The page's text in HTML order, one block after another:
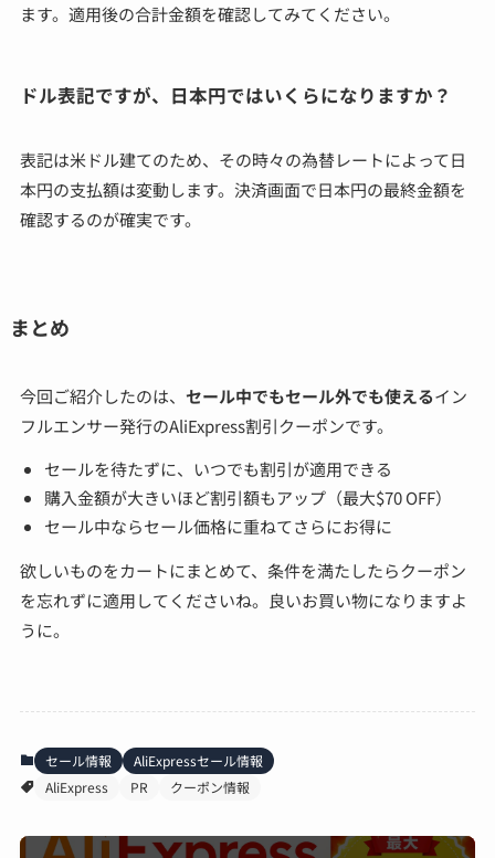
ます。適用後の合計金額を確認してみてください。
ドル表記ですが、日本円ではいくらになりますか？
表記は米ドル建てのため、その時々の為替レートによって日
本円の支払額は変動します。決済画面で日本円の最終金額を
確認するのが確実です。
まとめ
今回ご紹介したのは、 セール中でもセール外でも使えるイン
フルエンサー発行のAliExpress割引クーポンです。
セールを待たずに、いつでも割引が適用できる
購入金額が大きいほど割引額もアップ（最大$70 OFF）
セール中ならセール価格に重ねてさらにお得に
欲しいものをカートにまとめて、条件を満たしたらクーポン
を忘れずに適用してくださいね。良いお買い物になりますよ
うに。
セール情報
AliExpressセール情報
AliExpress
PR クーポン情報